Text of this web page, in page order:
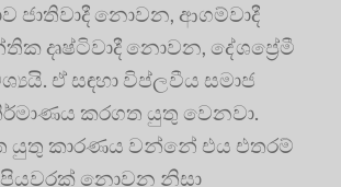
ජාතිවාදී නොවන, ආගම්වාදී
දෘෂ්ටිවාදී නොවන, දේශප්‍රේමී
ඒ සඳහා විප්ලවීය සමාජ
කරගත යුතු වෙනවා.
යුතු කාරණය වන්නේ එය එතරම්
පියවරක් නොවන නිසා